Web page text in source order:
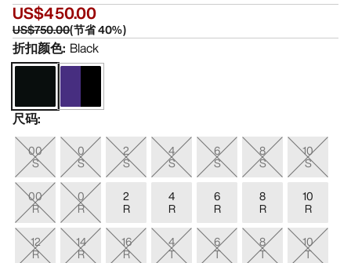
US$450.00
US$750.00(节省40%)
折扣颜色: Black
尺码:
00
S
0
S
2
S
4
S
6
S
8
S
10
S
00
R
0
R
2
R
4
R
6
R
8
R
10
R
12
R
14
R
16
R
4
T
6
T
8
T
10
T